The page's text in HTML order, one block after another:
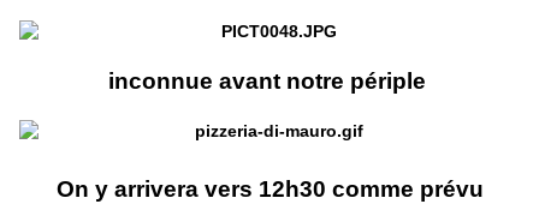
inconnue avant notre périple
On y arrivera vers 12h30 comme prévu